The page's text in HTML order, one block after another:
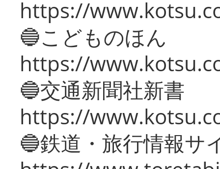
https://
🔵こどものほん
https://
🔵交通新聞社新書
https://
🔵鉄道・旅行情報サ